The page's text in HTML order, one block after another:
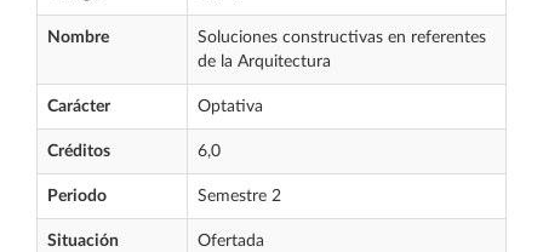
Nombre
Soluciones constructivas en referentes
de la Arquitectura
Carácter Optativa
Créditos 6,0
Periodo Semestre 2
Situación Ofertada